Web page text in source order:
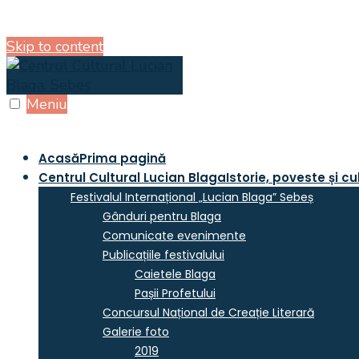
Skip to content
Meniu
AcasăPrima pagină
Centrul Cultural Lucian BlagaIstorie, poveste și
Festivalul Internațional „Lucian Blaga” Sebeș
Gânduri pentru Blaga
Comunicate evenimente
Publicațiile festivalului
Caietele Blaga
Pașii Profetului
Concursul Național de Creație Literară
Galerie foto
2019